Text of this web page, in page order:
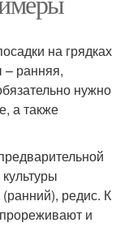
на грядках
– ранняя,
нужно
а также
редис. К
и